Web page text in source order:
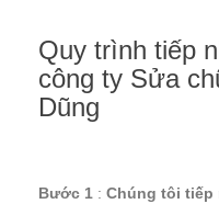
Quy trình tiếp
công ty Sửa
Dũng
Bước 1 : Chúng tôi tiếp